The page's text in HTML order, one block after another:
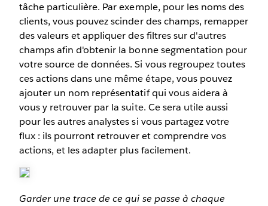
tâche particulière. Par exemple, pour les noms des
clients, vous pouvez scinder des champs, remapper
des valeurs et appliquer des filtres sur d'autres
champs afin d'obtenir la bonne segmentation pour
votre source de données. Si vous regroupez toutes
ces actions dans une même étape, vous pouvez
ajouter un nom représentatif qui vous aidera à
vous y retrouver par la suite. Ce sera utile aussi
pour les autres analystes si vous partagez votre
flux : ils pourront retrouver et comprendre vos
actions, et les adapter plus facilement.
Garder une trace de ce qui se passe à chaque